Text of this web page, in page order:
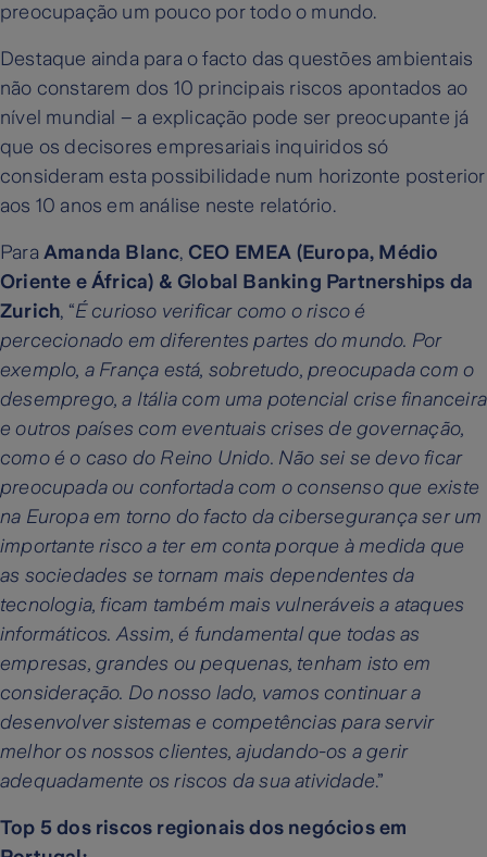
preocupação um pouco por todo o mundo.
Destaque ainda para o facto das questões ambientais
não constarem dos 10 principais riscos apontados ao
nível mundial – a explicação pode ser preocupante já
que os decisores empresariais inquiridos só
consideram esta possibilidade num horizonte posterior
aos 10 anos em análise neste relatório.
Para Amanda Blanc, CEO EMEA (Europa, Médio
Oriente e África) & Global Banking Partnerships da
Zurich, “É curioso verificar como o risco é
percecionado em diferentes partes do mundo. Por
exemplo, a França está, sobretudo, preocupada com o
desemprego, a Itália com uma potencial crise financeira
e outros países com eventuais crises de governação,
como é o caso do Reino Unido. Não sei se devo ficar
preocupada ou confortada com o consenso que existe
na Europa em torno do facto da cibersegurança ser um
importante risco a ter em conta porque à medida que
as sociedades se tornam mais dependentes da
tecnologia, ficam também mais vulneráveis a ataques
informáticos. Assim, é fundamental que todas as
empresas, grandes ou pequenas, tenham isto em
consideração. Do nosso lado, vamos continuar a
desenvolver sistemas e competências para servir
melhor os nossos clientes, ajudando-os a gerir
adequadamente os riscos da sua atividade.”
Top 5 dos riscos regionais dos negócios em